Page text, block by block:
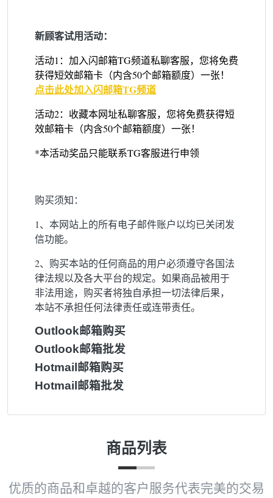
新顾客试用活动：
活动1：加入闪邮箱TG频道私聊客服，您将免费
获得短效邮箱卡（内含50个邮箱额度）一张！
点击此处加入闪邮箱TG频道
活动2：收藏本网址私聊客服，您将免费获得短
效邮箱卡（内含50个邮箱额度）一张！
*本活动奖品只能联系TG客服进行申领
购买须知：
1、本网站上的所有电子邮件账户以均已关闭发
信功能。
2、购买本站的任何商品的用户必须遵守各国法
律法规以及各大平台的规定。如果商品被用于
非法用途，购买者将独自承担一切法律后果，
本站不承担任何法律责任或连带责任。
Outlook邮箱购买
Outlook邮箱批发
Hotmail邮箱购买
Hotmail邮箱批发
商品列表
优质的商品和卓越的客户服务代表完美的交易